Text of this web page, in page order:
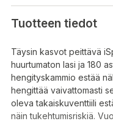
Tuotteen tiedot
Täysin kasvot peittävä
huurtumaton lasi ja 180
hengityskammio estää
hengittää vaivattomasti
oleva takaiskuventtiili
näin tukehtumisriskiä.